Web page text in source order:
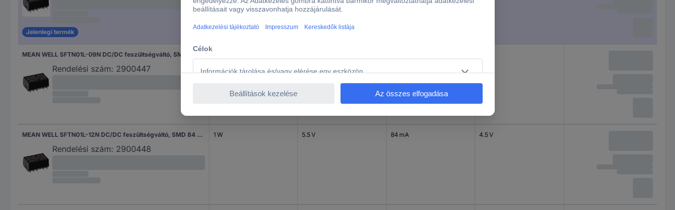
Jelenlegi termék
Rendelési szám: 2900447
MEAN WELL SFTN01L-12N DC/DC feszültségváltó, SMD 84 mA 1 W Kimenetek száma: 1 x Tartalom, tartalmi egységek rendelésenként 1 db
Rendelési szám: 2900448
1 W 5.5 V 84 mA 4.5 V